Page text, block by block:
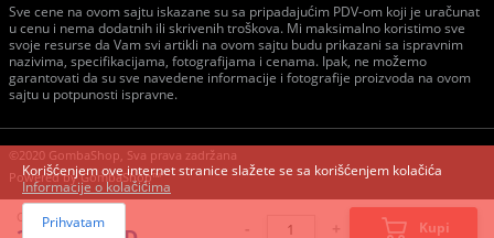
Sve cene na ovom sajtu iskazane su sa pripadajućim PDV-om koji je uračunat
u cenu i nema dodatnih ili skrivenih troškova. Mi maksimalno koristimo sve
svoje resurse da Vam svi artikli na ovom sajtu budu prikazani sa ispravnim
nazivima, specifikacijama, fotografijama i cenama. Ipak, ne možemo
garantovati da su sve navedene informacije i fotografije proizvoda na ovom
sajtu u potpunosti ispravne.
©2020 GombaShop, Sva prava zadržana
Powered byGombaShop™
Cena:
- + Kupi
Korišćenjem ove internet stranice slažete se sa korišćenjem kolačića
Informacije o kolačićima
Prihvatam